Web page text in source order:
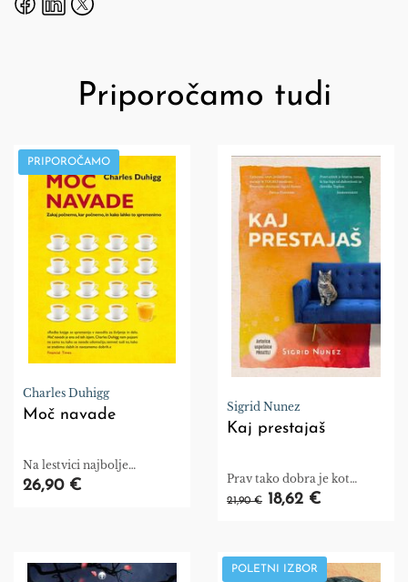
Priporočamo tudi
PRIPOROČAMO
Charles Duhigg
Moč navade
Na lestvici najbolje
prodajanih knjig.
26,90 €
Sigrid Nunez
Kaj prestajaš
Prav tako dobra je kot
Prijatelj, če ne boljša.
21,90 € 18,62 €
POLETNI IZBOR